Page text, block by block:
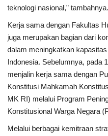
teknologi nasional,” tambahnya.
Kerja sama dengan Fakultas
juga merupakan bagian dari
dalam meningkatkan
Indonesia. Sebelumnya, pada
menjalin kerja sama dengan
Konstitusi Mahkamah
MK RI) melalui Program
Konstitusional Warga Negara
Melalui berbagai kemitraan